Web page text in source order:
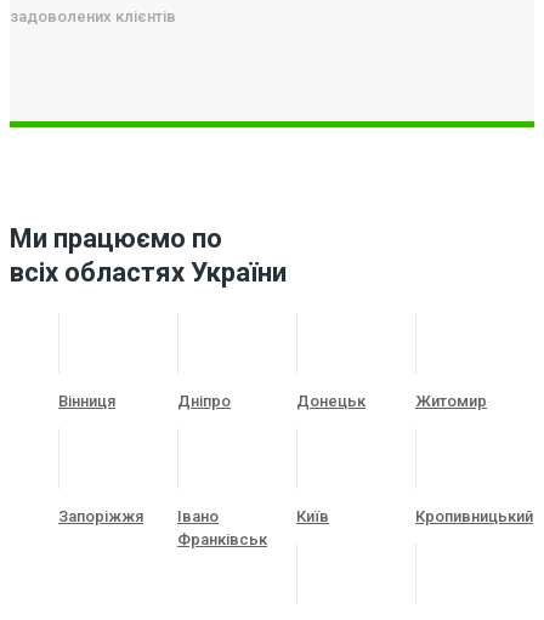
задоволених клієнтів
Ми працюємо по
всіх областях України
Вінниця Дніпро Донецьк Житомир
Запоріжжя
Івано
Франківськ
Київ Кропивницький